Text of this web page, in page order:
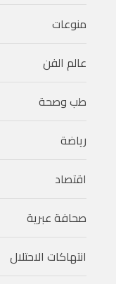
منوعات
عالم الفن
طب وصحة
رياضة
اقتصاد
صحافة عبرية
انتهاكات الاحتلال